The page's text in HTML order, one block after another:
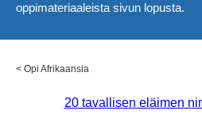
oppimateriaaleista sivun lopusta.
< Opi Afrikaansia
20 tavallisen eläimen